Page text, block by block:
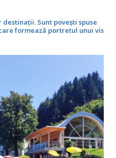
Sunt povești spuse
formează portretul unui vis